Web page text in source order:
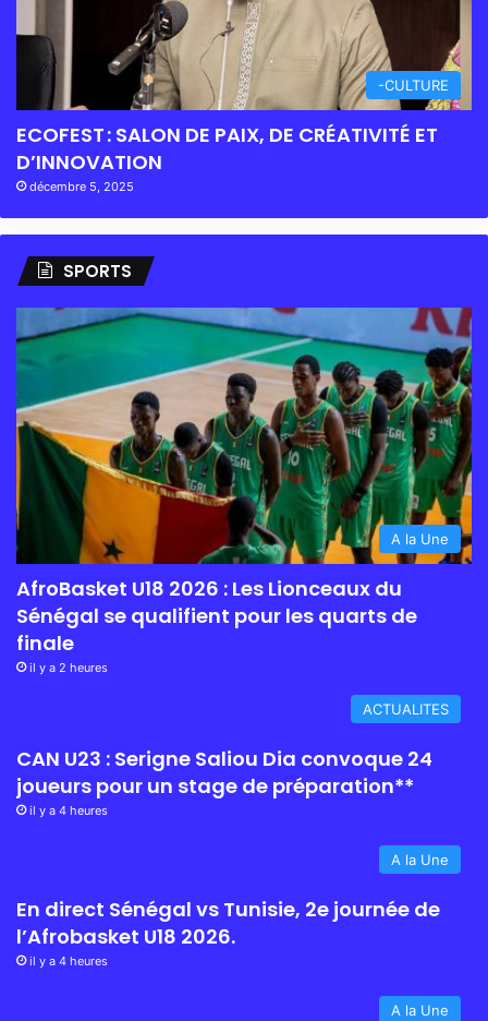
-CULTURE
ECOFEST : SALON DE PAIX, DE CRÉATIVITÉ ET
D’INNOVATION
décembre 5, 2025
SPORTS
A la Une
AfroBasket U18 2026 : Les Lionceaux du
Sénégal se qualifient pour les quarts de
finale
il y a 2 heures
ACTUALITES
CAN U23 : Serigne Saliou Dia convoque 24
joueurs pour un stage de préparation**
il y a 4 heures
A la Une
En direct Sénégal vs Tunisie, 2e journée de
l’Afrobasket U18 2026.
il y a 4 heures
A la Une